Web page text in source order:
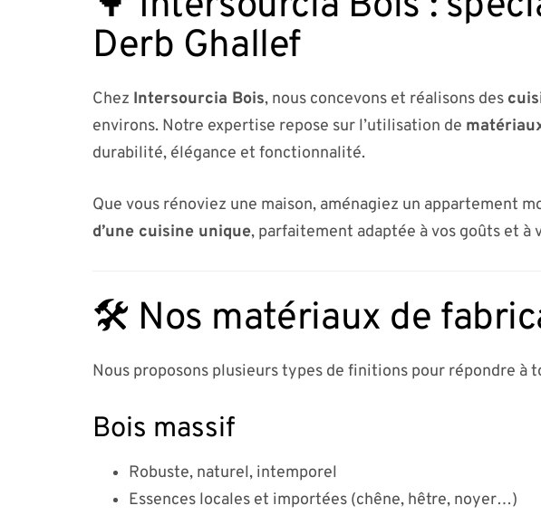
Derb Ghallef
Chez Intersourcia Bois, nous concevons et réalisons des
environs. Notre expertise repose sur l’utilisation de
durabilité, élégance et fonctionnalité.
Que vous rénoviez une maison, aménagiez un appartement
d’une cuisine unique, parfaitement adaptée à vos goûts et à
🛠️ Nos matériaux de
Nous proposons plusieurs types de finitions pour répondre à
Bois massif
Robuste, naturel, intemporel
Essences locales et importées (chêne, hêtre, noyer…)